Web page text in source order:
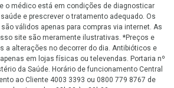
o médico está em condições de diagnosticar
e prescrever o tratamento adequado. Os
válidos apenas para compras via internet. As
site são meramente ilustrativas. *Preços e
a alterações no decorrer do dia. Antibióticos e
em lojas físicas ou televendas. Portaria nº
da Saúde. Horário de funcionamento Central
ao Cliente 4003 3393 ou 0800 779 8767 de